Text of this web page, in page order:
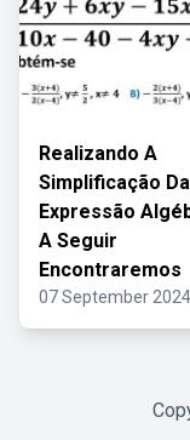
Realizando A
Simplificação Da
Expressão
A Seguir
Encontraremos
07 September 2024